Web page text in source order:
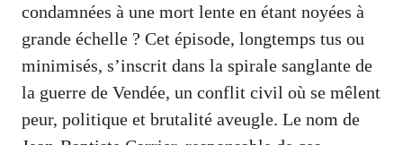
condamnées à une mort lente en étant noyées à
grande échelle ? Cet épisode, longtemps tus ou
minimisés, s’inscrit dans la spirale sanglante de
la guerre de Vendée, un conflit civil où se mêlent
peur, politique et brutalité aveugle. Le nom de